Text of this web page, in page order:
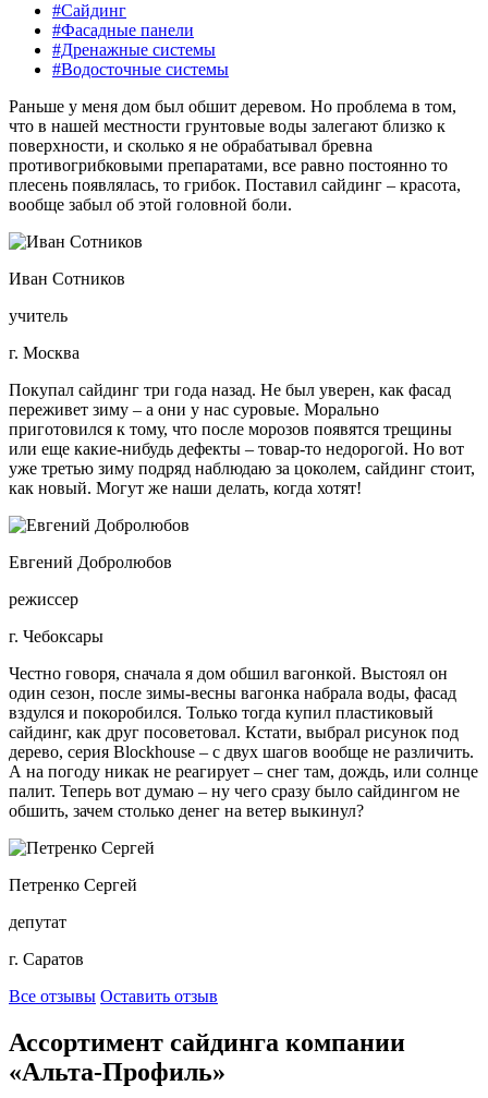
#Сайдинг
#Фасадные панели
#Дренажные системы
#Водосточные системы
Раньше у меня дом был обшит деревом. Но проблема в том,
что в нашей местности грунтовые воды залегают близко к
поверхности, и сколько я не обрабатывал бревна
противогрибковыми препаратами, все равно постоянно то
плесень появлялась, то грибок. Поставил сайдинг – красота,
вообще забыл об этой головной боли.
Иван Сотников
учитель
г. Москва
Покупал сайдинг три года назад. Не был уверен, как фасад
переживет зиму – а они у нас суровые. Морально
приготовился к тому, что после морозов появятся трещины
или еще какие-нибудь дефекты – товар-то недорогой. Но вот
уже третью зиму подряд наблюдаю за цоколем, сайдинг стоит,
как новый. Могут же наши делать, когда хотят!
Евгений Добролюбов
режиссер
г. Чебоксары
Честно говоря, сначала я дом обшил вагонкой. Выстоял он
один сезон, после зимы-весны вагонка набрала воды, фасад
вздулся и покоробился. Только тогда купил пластиковый
сайдинг, как друг посоветовал. Кстати, выбрал рисунок под
дерево, серия Blockhouse – с двух шагов вообще не различить.
А на погоду никак не реагирует – снег там, дождь, или солнце
палит. Теперь вот думаю – ну чего сразу было сайдингом не
обшить, зачем столько денег на ветер выкинул?
Петренко Сергей
депутат
г. Саратов
Все отзывы Оставить отзыв
Ассортимент сайдинга компании
«Альта-Профиль»